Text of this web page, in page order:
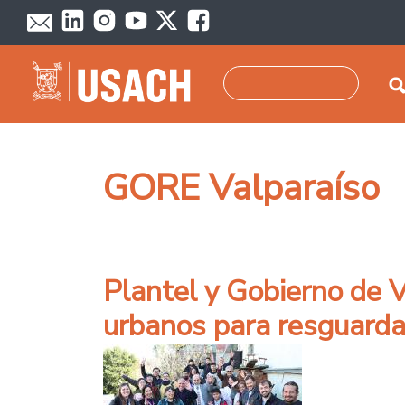
Pasar al contenido principal
GORE Valparaíso
Plantel y Gobierno de
urbanos para